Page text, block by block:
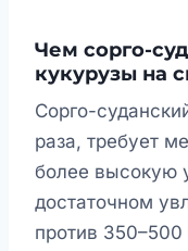
Чем сорго-
кукурузы на
Сорго-
раза, требует
более высокую
достаточном
против 350–500